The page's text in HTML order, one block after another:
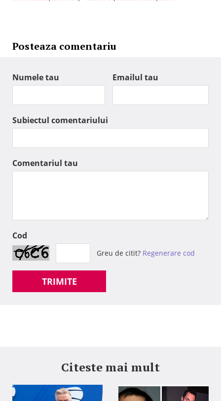
Posteaza comentariu
Numele tau Emailul tau
Subiectul comentariului
Comentariul tau
Cod
Greu de citit? Regenerare cod
TRIMITE
Citeste mai mult